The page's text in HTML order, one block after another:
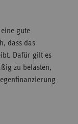
gute
dass das
Dafür gilt es
zu belasten,